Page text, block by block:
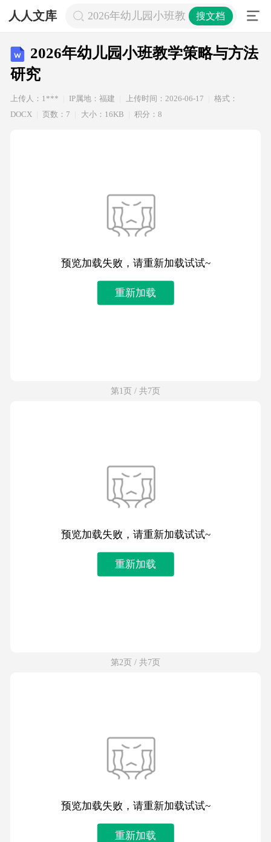
人人文库 2026年幼儿园小班教学策略与方法研
搜文档
2026年幼儿园小班教学策略与方法
研究
上传人：1*** IP属地：福建 上传时间：2026-06-17
格式：
DOCX
页数：7 大小：16KB 积分：8
预览加载失败，请重新加载试试~
重新加载
第1页 / 共7页
预览加载失败，请重新加载试试~
重新加载
第2页 / 共7页
预览加载失败，请重新加载试试~
重新加载